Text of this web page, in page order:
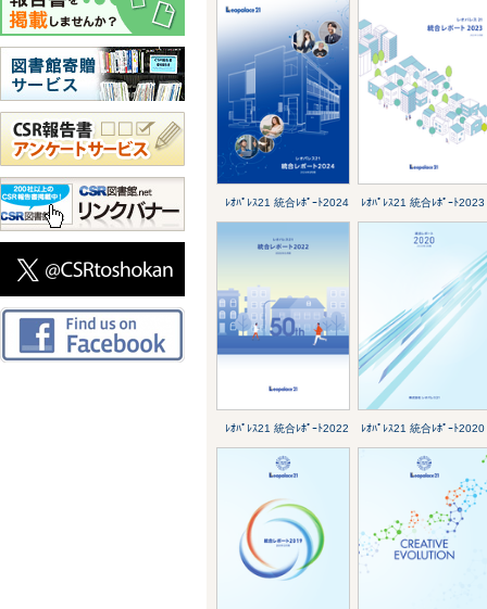
ﾚｵﾊﾟﾚｽ21 統合ﾚﾎﾟｰﾄ2024 ﾚｵﾊﾟﾚｽ21 統合ﾚﾎﾟｰﾄ2023
ﾚｵﾊﾟﾚｽ21 統合ﾚﾎﾟｰﾄ2022 ﾚｵﾊﾟﾚｽ21 統合ﾚﾎﾟｰﾄ2020